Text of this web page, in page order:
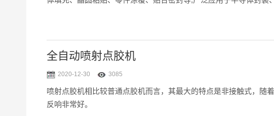
全自动喷射点胶机
2020-12-30 3085
喷射点胶机相比较普通点胶机而言，其最大的特点是非接触式，随
反响非常好。